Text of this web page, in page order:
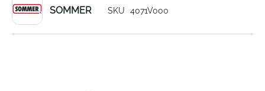
SOMMER SKU 4071V000